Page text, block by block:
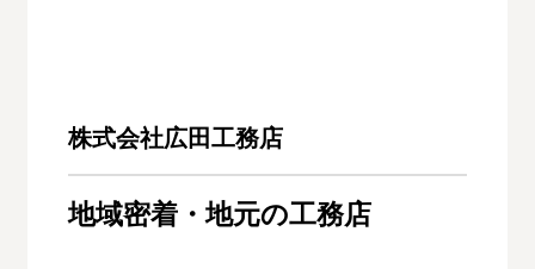
株式会社広田工務店
地域密着・地元の工務店